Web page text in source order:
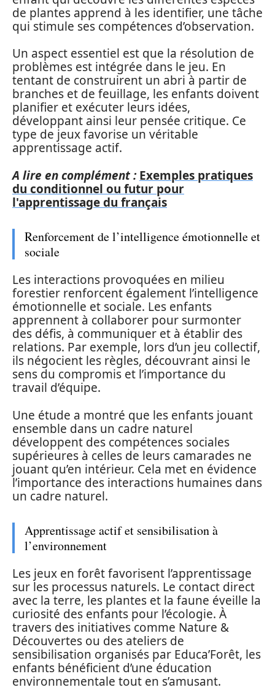
de plantes apprend à les identifier, une tâche
qui stimule ses compétences d’observation.
Un aspect essentiel est que la résolution de
problèmes est intégrée dans le jeu. En
tentant de construirent un abri à partir de
branches et de feuillage, les enfants doivent
planifier et exécuter leurs idées,
développant ainsi leur pensée critique. Ce
type de jeux favorise un véritable
apprentissage actif.
A lire en complément : Exemples pratiques
du conditionnel ou futur pour
l'apprentissage du français
Renforcement de l’intelligence émotionnelle et
sociale
Les interactions provoquées en milieu
forestier renforcent également l’intelligence
émotionnelle et sociale. Les enfants
apprennent à collaborer pour surmonter
des défis, à communiquer et à établir des
relations. Par exemple, lors d’un jeu collectif,
ils négocient les règles, découvrant ainsi le
sens du compromis et l’importance du
travail d’équipe.
Une étude a montré que les enfants jouant
ensemble dans un cadre naturel
développent des compétences sociales
supérieures à celles de leurs camarades ne
jouant qu’en intérieur. Cela met en évidence
l’importance des interactions humaines dans
un cadre naturel.
Apprentissage actif et sensibilisation à
l’environnement
Les jeux en forêt favorisent l’apprentissage
sur les processus naturels. Le contact direct
avec la terre, les plantes et la faune éveille la
curiosité des enfants pour l’écologie. À
travers des initiatives comme Nature &
Découvertes ou des ateliers de
sensibilisation organisés par Educa’Forêt, les
enfants bénéficient d’une éducation
environnementale tout en s’amusant.